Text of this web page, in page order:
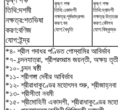
তিথি:দশমী
নক্ষত্র:শতভিষ‌া
করণ:বণিজ
যোগ:ইন্দ্র
কৃষ্ণ পক্ষ
তিথি:একাদশী
নক্ষত্র:পূর্বভাদ্রপদ
করণ:বব
যোগ:বৈধৃতি
কৃষ্ণ পক্ষ
তিথি:দ্বাদশী
করণ:কৌলব
যোগ:বিষ্কুম্ভ
*৪- শ্রীল গদাধর পণ্ডিত গোস্বামির আবির্ভাব
*৭- চন্দনযাত্রা, শ্রীপরশুরাম জয়ন্তী, অক্ষয়
*১০- চন্দন ষষ্ঠী
*১১- শ্রীগঙ্গা দেবীর আবির্ভাব
*১২- শ্রীরাধাকুণ্ডের মহোৎসব শুরু, শ্রীজাহ্নবা
*১৩- শ্রীসীতা নবমী
*১৫- শ্রীমোহিনী একাদশী, শ্রীরাধাকুণ্ডের